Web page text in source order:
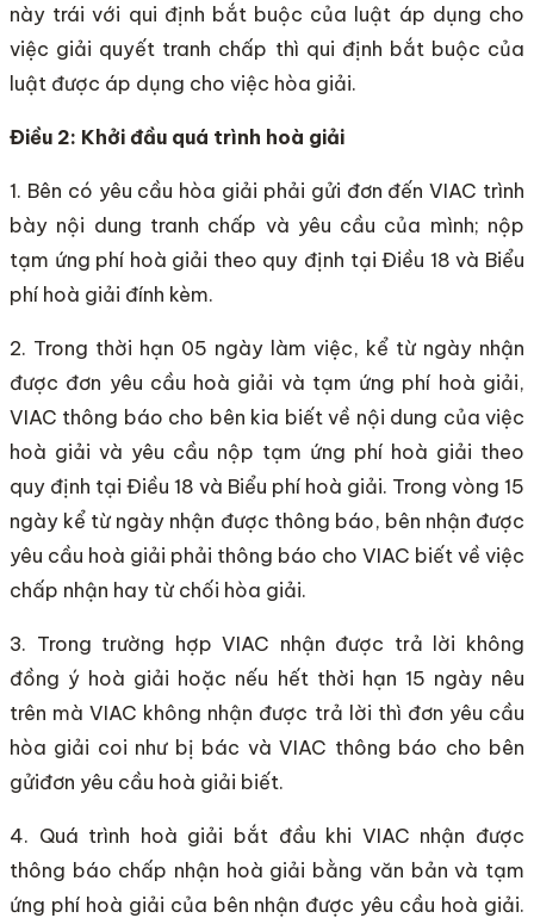
này trái với qui định bắt buộc của luật áp dụng cho
việc giải quyết tranh chấp thì qui định bắt buộc của
luật được áp dụng cho việc hòa giải.
Điều 2: Khởi đầu quá trình hoà giải
1. Bên có yêu cầu hòa giải phải gửi đơn đến VIAC trình
bày nội dung tranh chấp và yêu cầu của mình; nộp
tạm ứng phí hoà giải theo quy định tại Điều 18 và Biểu
phí hoà giải đính kèm.
2. Trong thời hạn 05 ngày làm việc, kể từ ngày nhận
được đơn yêu cầu hoà giải và tạm ứng phí hoà giải,
VIAC thông báo cho bên kia biết về nội dung của việc
hoà giải và yêu cầu nộp tạm ứng phí hoà giải theo
quy định tại Điều 18 và Biểu phí hoà giải. Trong vòng 15
ngày kể từ ngày nhận được thông báo, bên nhận được
yêu cầu hoà giải phải thông báo cho VIAC biết về việc
chấp nhận hay từ chối hòa giải.
3. Trong trường hợp VIAC nhận được trả lời không
đồng ý hoà giải hoặc nếu hết thời hạn 15 ngày nêu
trên mà VIAC không nhận được trả lời thì đơn yêu cầu
hòa giải coi như bị bác và VIAC thông báo cho bên
gửiđơn yêu cầu hoà giải biết.
4. Quá trình hoà giải bắt đầu khi VIAC nhận được
thông báo chấp nhận hoà giải bằng văn bản và tạm
ứng phí hoà giải của bên nhận được yêu cầu hoà giải.